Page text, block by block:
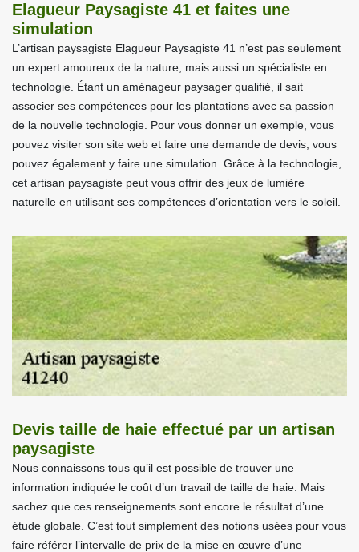
Elagueur Paysagiste 41 et faites une
simulation
L’artisan paysagiste Elagueur Paysagiste 41 n’est pas seulement
un expert amoureux de la nature, mais aussi un spécialiste en
technologie. Étant un aménageur paysager qualifié, il sait
associer ses compétences pour les plantations avec sa passion
de la nouvelle technologie. Pour vous donner un exemple, vous
pouvez visiter son site web et faire une demande de devis, vous
pouvez également y faire une simulation. Grâce à la technologie,
cet artisan paysagiste peut vous offrir des jeux de lumière
naturelle en utilisant ses compétences d’orientation vers le soleil.
Devis taille de haie effectué par un artisan
paysagiste
Nous connaissons tous qu’il est possible de trouver une
information indiquée le coût d’un travail de taille de haie. Mais
sachez que ces renseignements sont encore le résultat d’une
étude globale. C’est tout simplement des notions usées pour vous
faire référer l’intervalle de prix de la mise en œuvre d’une